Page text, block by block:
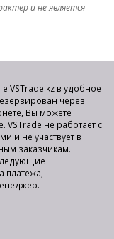
и не является
VSTrade.kz в удобное
через
Вы можете
VSTrade не работает с
и не участвует в
заказчикам.
платежа,